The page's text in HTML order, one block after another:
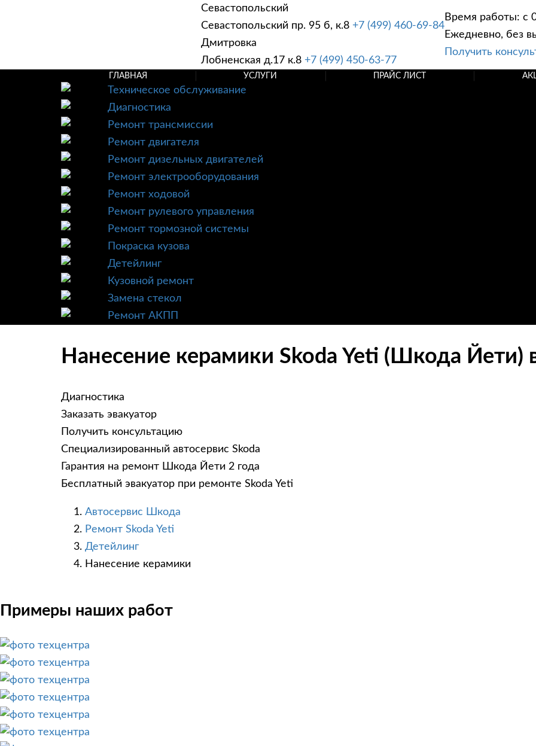
Севастопольский
Севастопольский пр. 95 б, к.8 +7 (499) 460-69-84
Дмитровка
Лобненская д.17 к.8 +7 (499) 450-63-77
Время работы: с
Ежедневно, без
Получить
ГЛАВНАЯ УСЛУГИ ПРАЙС ЛИСТ
Техническое обслуживание
Диагностика
Ремонт трансмиссии
Ремонт двигателя
Ремонт дизельных двигателей
Ремонт электрооборудования
Ремонт ходовой
Ремонт рулевого управления
Ремонт тормозной системы
Покраска кузова
Детейлинг
Кузовной ремонт
Замена стекол
Ремонт АКПП
Нанесение керамики Skoda Yeti (Шкода Йети)
Диагностика
Заказать эвакуатор
Получить консультацию
Специализированный автосервис Skoda
Гарантия на ремонт Шкода Йети 2 года
Бесплатный эвакуатор при ремонте Skoda Yeti
Автосервис Шкода
Ремонт Skoda Yeti
Детейлинг
Нанесение керамики
Примеры наших работ